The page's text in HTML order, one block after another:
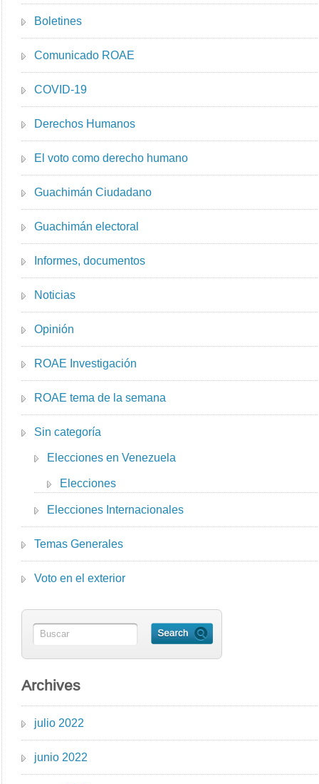
Boletines
Comunicado ROAE
COVID-19
Derechos Humanos
El voto como derecho humano
Guachimán Ciudadano
Guachimán electoral
Informes, documentos
Noticias
Opinión
ROAE Investigación
ROAE tema de la semana
Sin categoría
Elecciones en Venezuela
Elecciones
Elecciones Internacionales
Temas Generales
Voto en el exterior
Archives
julio 2022
junio 2022